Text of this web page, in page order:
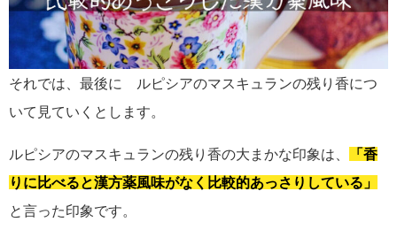
それでは、最後に ルピシアのマスキュランの残り香につ
いて見ていくとします。
ルピシアのマスキュランの残り香の大まかな印象は、
「香
りに比べると漢方薬風味がなく比較的あっさりしている」
と言った印象です。